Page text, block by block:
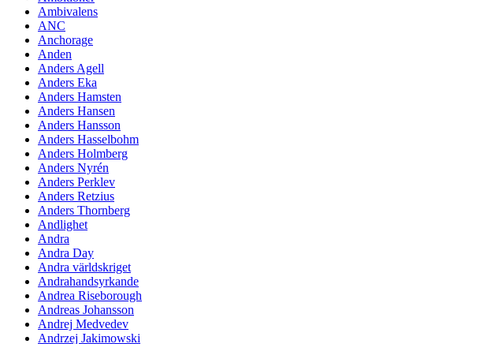
Ambivalens
ANC
Anchorage
Anden
Anders Agell
Anders Eka
Anders Hamsten
Anders Hansen
Anders Hansson
Anders Hasselbohm
Anders Holmberg
Anders Nyrén
Anders Perklev
Anders Retzius
Anders Thornberg
Andlighet
Andra
Andra Day
Andra världskriget
Andrahandsyrkande
Andrea Riseborough
Andreas Johansson
Andrej Medvedev
Andrzej Jakimowski